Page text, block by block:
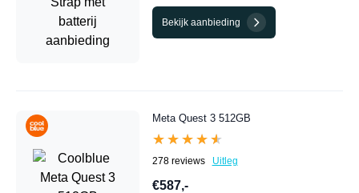
Bekijk aanbieding
Meta Quest 3 512GB
★★★★★
★★★★★
278 reviews Uitleg
€587,-